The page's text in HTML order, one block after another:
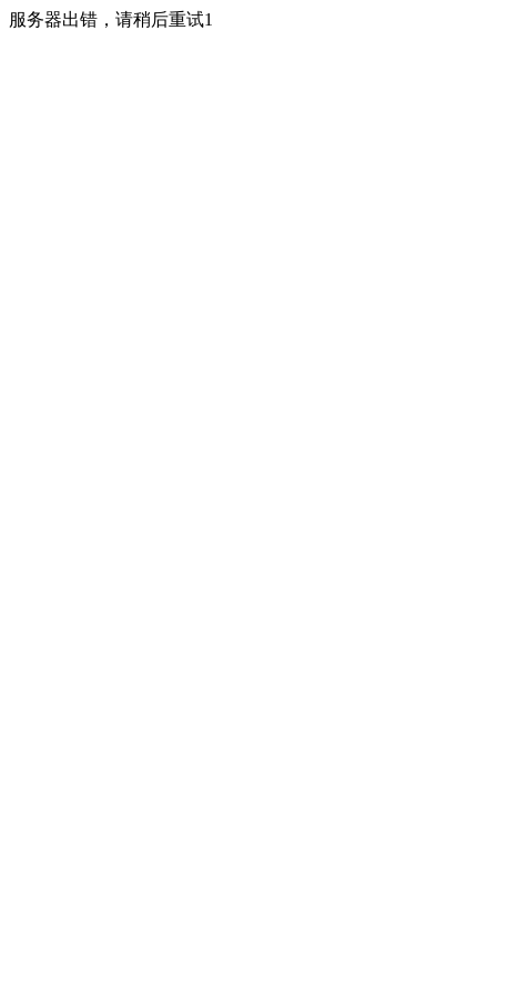
服务器出错，请稍后重试1